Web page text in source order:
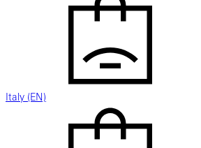
Italy (EN)